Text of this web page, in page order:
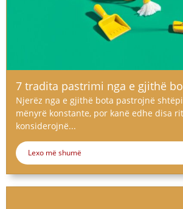
7 tradita pastrimi nga e gjithë
Njerëz nga e gjithë bota pastrojnë
mënyrë konstante, por kanë edhe disa
konsiderojnë...
Lexo më shumë